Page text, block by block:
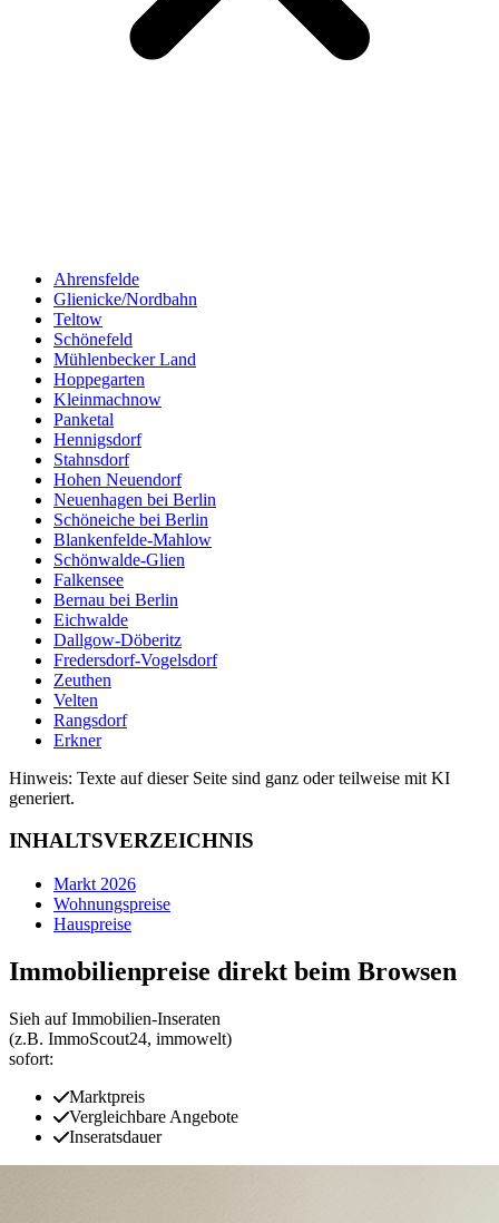
Ahrensfelde
Glienicke/Nordbahn
Teltow
Schönefeld
Mühlenbecker Land
Hoppegarten
Kleinmachnow
Panketal
Hennigsdorf
Stahnsdorf
Hohen Neuendorf
Neuenhagen bei Berlin
Schöneiche bei Berlin
Blankenfelde-Mahlow
Schönwalde-Glien
Falkensee
Bernau bei Berlin
Eichwalde
Dallgow-Döberitz
Fredersdorf-Vogelsdorf
Zeuthen
Velten
Rangsdorf
Erkner
Hinweis: Texte auf dieser Seite sind ganz oder teilweise mit KI
generiert.
INHALTSVERZEICHNIS
Markt 2026
Wohnungspreise
Hauspreise
Immobilienpreise direkt beim Browsen
Sieh auf Immobilien‑Inseraten
(z.B. ImmoScout24, immowelt)
sofort:
Marktpreis
Vergleichbare Angebote
Inseratsdauer